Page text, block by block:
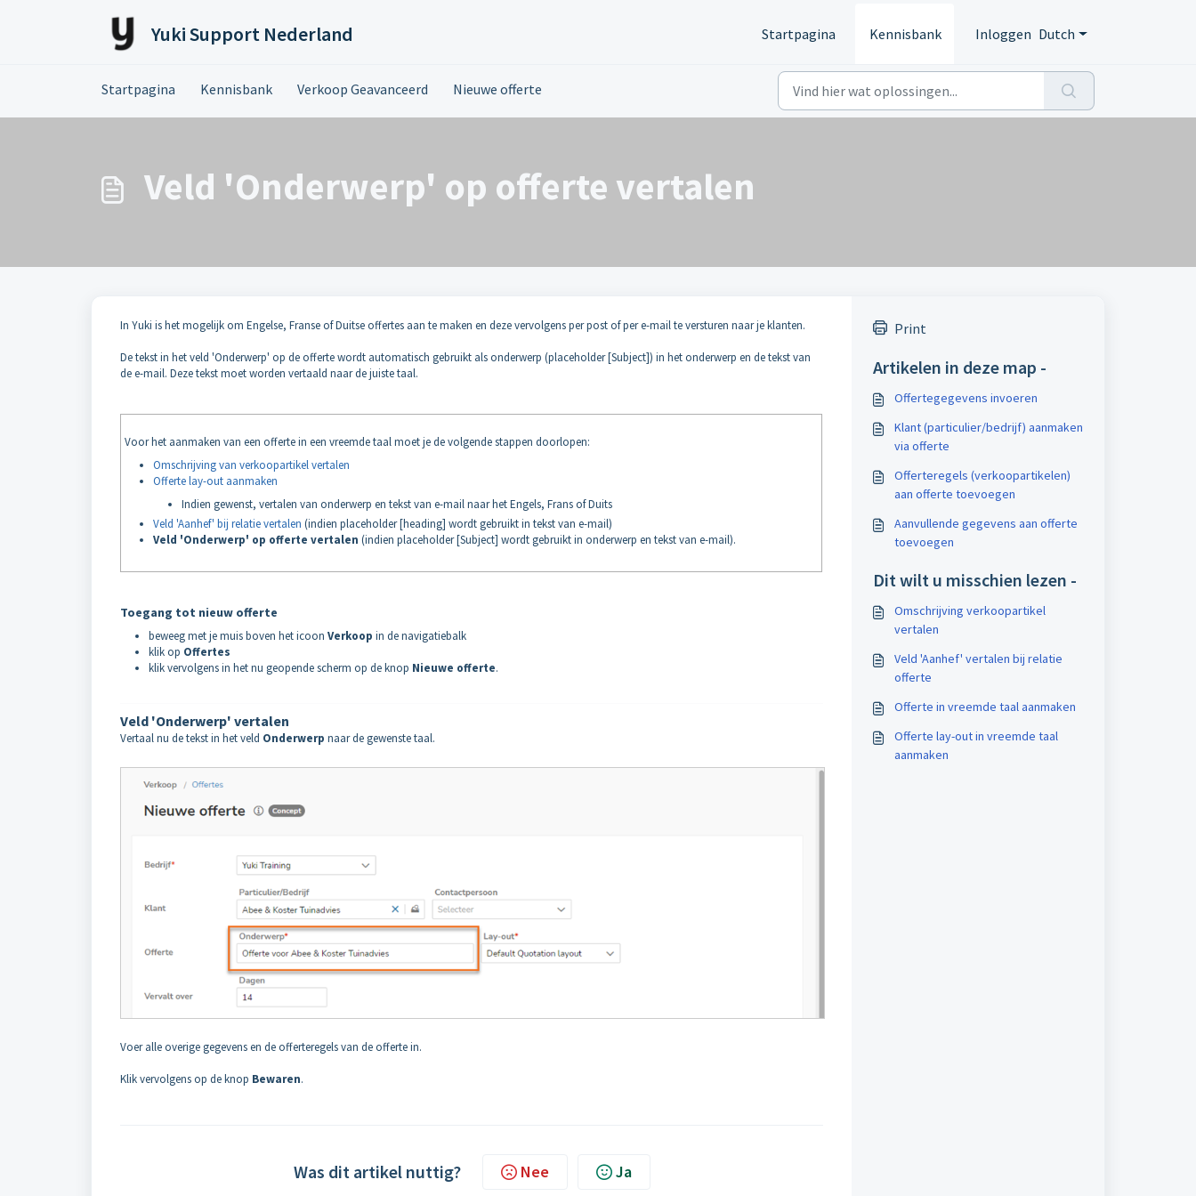
Yuki Support Nederland Startpagina Kennisbank Inloggen Dutch
Startpagina Kennisbank Verkoop Geavanceerd Nieuwe offerte
Veld 'Onderwerp' op offerte vertalen
In Yuki is het mogelijk om Engelse, Franse of Duitse offertes aan te maken en deze vervolgens per post of per e-mail te versturen naar je klanten.
De tekst in het veld 'Onderwerp' op de offerte wordt automatisch gebruikt als onderwerp (placeholder [Subject]) in het onderwerp en de tekst van
de e-mail. Deze tekst moet worden vertaald naar de juiste taal.
Voor het aanmaken van een offerte in een vreemde taal moet je de volgende stappen doorlopen:
Omschrijving van verkoopartikel vertalen
Offerte lay-out aanmaken
Indien gewenst, vertalen van onderwerp en tekst van e-mail naar het Engels, Frans of Duits
Veld 'Aanhef' bij relatie vertalen (indien placeholder [heading] wordt gebruikt in tekst van e-mail)
Veld 'Onderwerp' op offerte vertalen (indien placeholder [Subject] wordt gebruikt in onderwerp en tekst van e-mail).
Toegang tot nieuw offerte
beweeg met je muis boven het icoon Verkoop in de navigatiebalk
klik op Offertes
klik vervolgens in het nu geopende scherm op de knop Nieuwe offerte.
Veld 'Onderwerp' vertalen
Vertaal nu de tekst in het veld Onderwerp naar de gewenste taal.
Voer alle overige gegevens en de offerteregels van de offerte in.
Klik vervolgens op de knop Bewaren.
Was dit artikel nuttig? Nee Ja
Print
Artikelen in deze map -
Offertegegevens invoeren
Klant (particulier/bedrijf) aanmaken
via offerte
Offerteregels (verkoopartikelen)
aan offerte toevoegen
Aanvullende gegevens aan offerte
toevoegen
Dit wilt u misschien lezen -
Omschrijving verkoopartikel
vertalen
Veld 'Aanhef' vertalen bij relatie
offerte
Offerte in vreemde taal aanmaken
Offerte lay-out in vreemde taal
aanmaken